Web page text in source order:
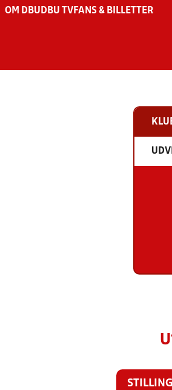
OM DBU DBU TV FANS & BILLETTER
STILLING